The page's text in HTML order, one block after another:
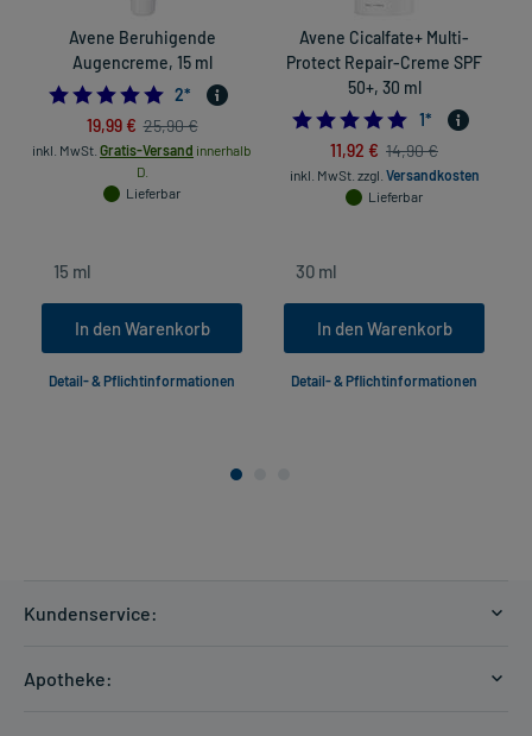
Avene Beruhigende
Augencreme, 15 ml
5.0
2*
19,99 € 25,90 €
inkl. MwSt. Gratis-Versand innerhalb
D.
Lieferbar
In den Warenkorb
Detail- & Pflichtinformationen
Avene Cicalfate+ Multi-
Protect Repair-Creme SPF
50+, 30 ml
5.0
1*
11,92 € 14,90 €
inkl. MwSt. zzgl. Versandkosten
Lieferbar
In den Warenkorb
Detail- & Pflichtinformationen
Kundenservice:
Apotheke: